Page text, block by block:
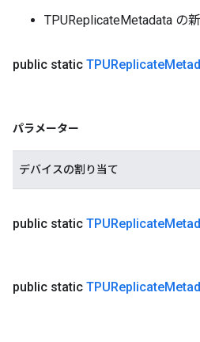
TPUReplicateMetadata の
public static TPUReplicate
パラメーター
デバイスの割り当て
public static TPUReplicate
public static TPUReplicate